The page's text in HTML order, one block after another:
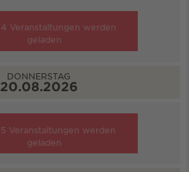
4 Veranstaltungen werden
geladen
DONNERSTAG
20.08.2026
5 Veranstaltungen werden
geladen